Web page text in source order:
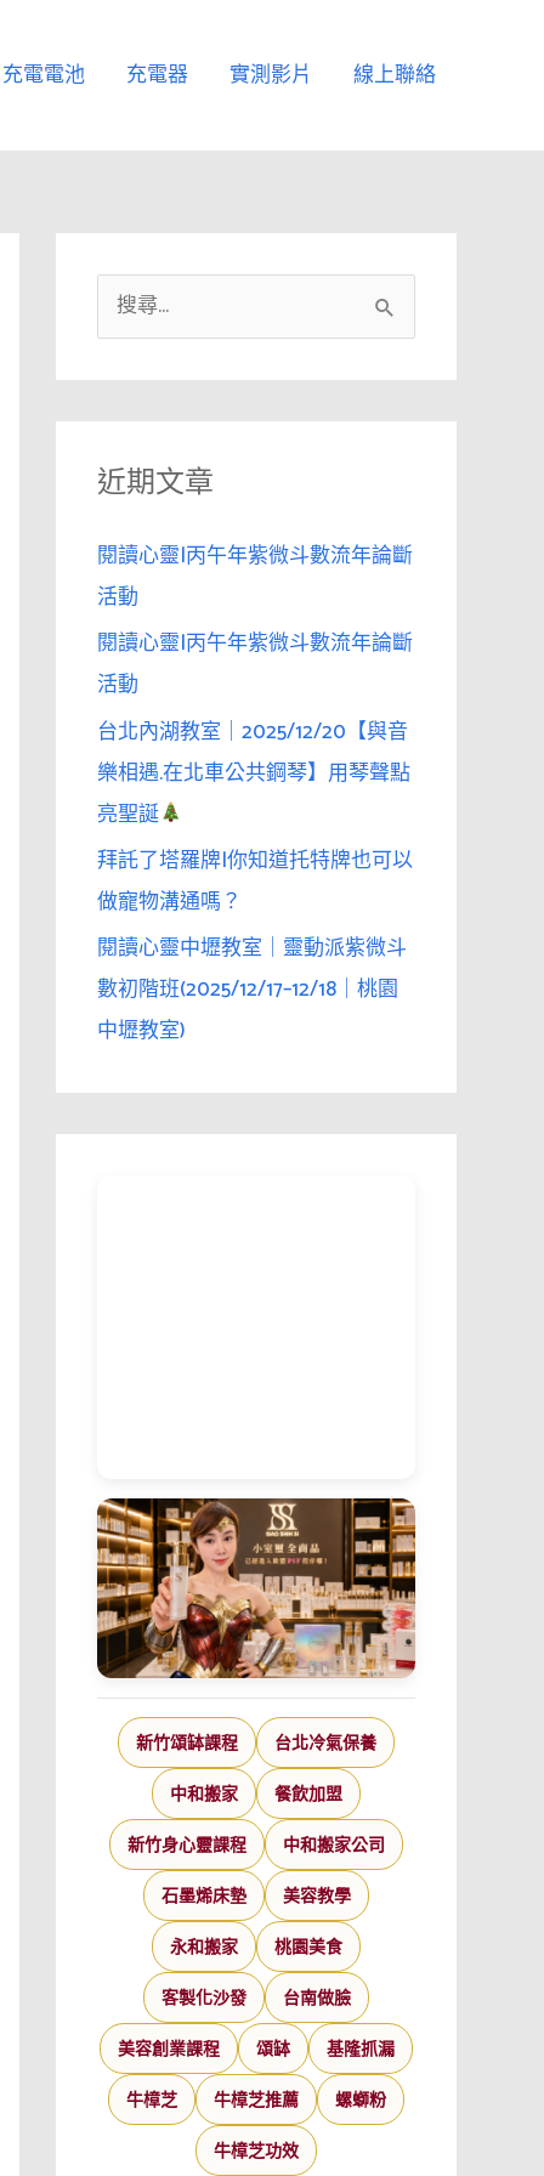
充電電池 充電器 實測影片 線上聯絡
尋
關
鍵
字
近期文章
閱讀心靈|丙午年紫微斗數流年論斷
活動
閱讀心靈|丙午年紫微斗數流年論斷
活動
台北內湖教室｜2025/12/20【與音
樂相遇.在北車公共鋼琴】用琴聲點
亮聖誕
拜託了塔羅牌|你知道托特牌也可以
做寵物溝通嗎？
閱讀心靈中壢教室｜靈動派紫微斗
數初階班(2025/12/17–12/18｜桃園
中壢教室)
新竹頌缽課程 台北冷氣保養
中和搬家 餐飲加盟
新竹身心靈課程 中和搬家公司
石墨烯床墊 美容教學
永和搬家 桃園美食
客製化沙發 台南做臉
美容創業課程 頌缽 基隆抓漏
牛樟芝 牛樟芝推薦 螺螄粉
牛樟芝功效